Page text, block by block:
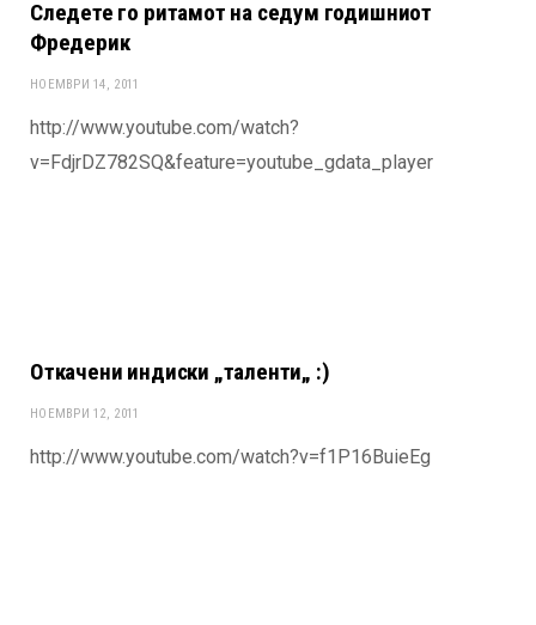
Следете го ритамот на седум годишниот
Фредерик
НОЕМВРИ 14, 2011
http://www.youtube.com/watch?
v=FdjrDZ782SQ&feature=youtube_gdata_player
Откачени индиски „таленти„ :)
НОЕМВРИ 12, 2011
http://www.youtube.com/watch?v=f1P16BuieEg